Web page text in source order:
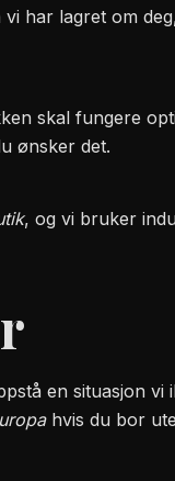
har lagret om
skal fungere
ønsker det.
, og vi bruker
en situasjon vi
hvis du bor